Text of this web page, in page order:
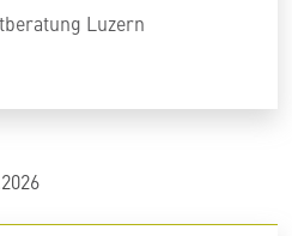
Luzern